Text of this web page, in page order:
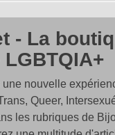
- La
une nouvelle
Queer,
les rubriques de